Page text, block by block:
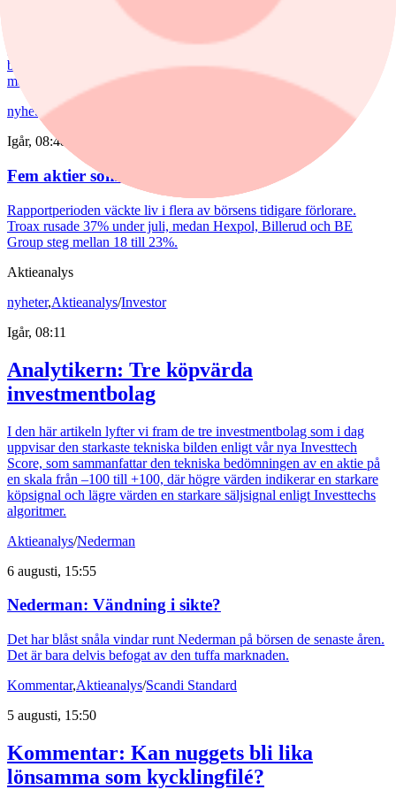
En andra våg av dyra energipriser kan nå oss redan i höst. Europas
gaslager pekar i den riktningen. Samtidigt möter svenskarna
besvärligt höga elpriser, fyra kronor dyrare bensin och att
matpriserna tickar uppåt.
nyheter/Troax
Igår, 08:48
Fem aktier som tog revansch i juli
Rapportperioden väckte liv i flera av börsens tidigare förlorare.
Troax rusade 37% under juli, medan Hexpol, Billerud och BE
Group steg mellan 18 till 23%.
Aktieanalys
nyheter,Aktieanalys/Investor
Igår, 08:11
Analytikern: Tre köpvärda
investmentbolag
I den här artikeln lyfter vi fram de tre investmentbolag som i dag
uppvisar den starkaste tekniska bilden enligt vår nya Investtech
Score, som sammanfattar den tekniska bedömningen av en aktie på
en skala från –100 till +100, där högre värden indikerar en starkare
köpsignal och lägre värden en starkare säljsignal enligt Investtechs
algoritmer.
Aktieanalys/Nederman
6 augusti, 15:55
Nederman: Vändning i sikte?
Det har blåst snåla vindar runt Nederman på börsen de senaste åren.
Det är bara delvis befogat av den tuffa marknaden.
Kommentar,Aktieanalys/Scandi Standard
5 augusti, 15:50
Kommentar: Kan nuggets bli lika
lönsamma som kycklingfilé?